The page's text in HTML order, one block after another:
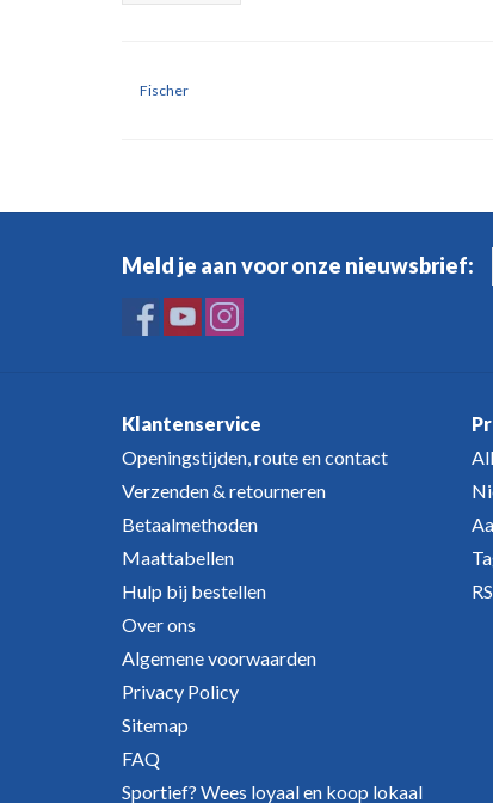
Fischer
Meld je aan voor onze nieuwsbrief:
Klantenservice
Openingstijden, route en contact
Verzenden & retourneren
Betaalmethoden
Maattabellen
Hulp bij bestellen
Over ons
Algemene voorwaarden
Privacy Policy
Sitemap
FAQ
Sportief? Wees loyaal en koop lokaal